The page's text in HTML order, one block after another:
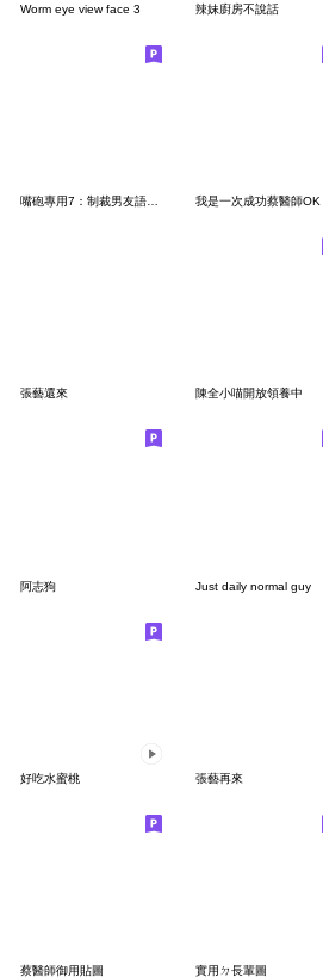
Worm eye view face 3 辣妹廚房不說話
我是一次成功蔡醫師OK
張藝還來 陳全小喵開放領養中
阿志狗 Just daily normal guy
好吃水蜜桃 張藝再來
蔡醫師御用貼圖 實用ㄉ長輩圖